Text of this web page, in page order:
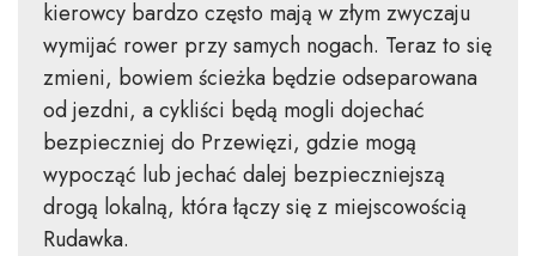
kierowcy bardzo często mają w złym zwyczaju
wymijać rower przy samych nogach. Teraz to się
zmieni, bowiem ścieżka będzie odseparowana
od jezdni, a cykliści będą mogli dojechać
bezpieczniej do Przewięzi, gdzie mogą
wypocząć lub jechać dalej bezpieczniejszą
drogą lokalną, która łączy się z miejscowością
Rudawka.